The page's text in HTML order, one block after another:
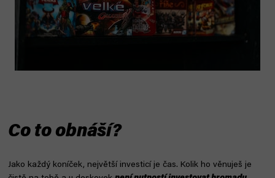
Co to obnáší?
Jako každý koníček, největší investicí je čas. Kolik ho věnuješ je